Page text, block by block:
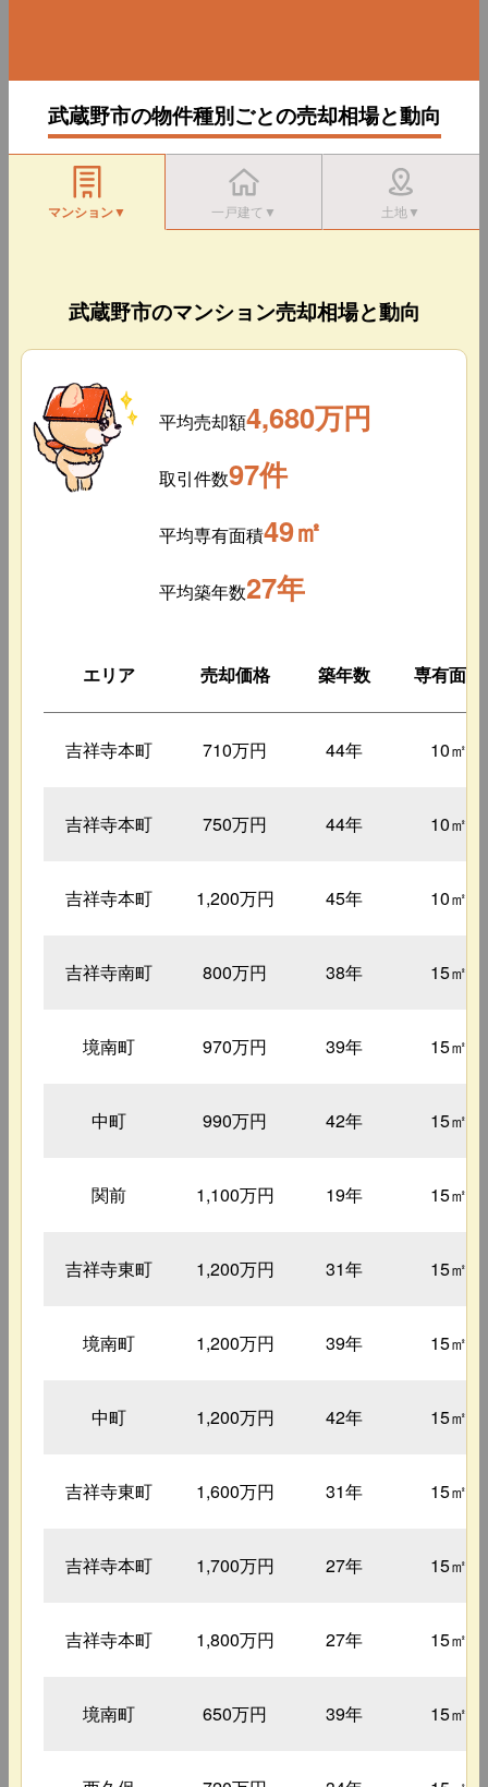
武蔵野市の物件種別ごとの売却相場と動向
マンション▼ 一戸建て▼ 土地▼
武蔵野市のマンション売却相場と動向
平均売却額4,680万円
取引件数97件
平均専有面積49㎡
平均築年数27年
エリア 売却価格 築年数 専有面積
吉祥寺本町 710万円 44年 10㎡
吉祥寺本町 750万円 44年 10㎡
吉祥寺本町 1,200万円 45年 10㎡
吉祥寺南町 800万円 38年 15㎡
境南町 970万円 39年 15㎡
中町 990万円 42年 15㎡
関前 1,100万円 19年 15㎡
吉祥寺東町 1,200万円 31年 15㎡
境南町 1,200万円 39年 15㎡
中町 1,200万円 42年 15㎡
吉祥寺東町 1,600万円 31年 15㎡
吉祥寺本町 1,700万円 27年 15㎡
吉祥寺本町 1,800万円 27年 15㎡
境南町 650万円 39年 15㎡